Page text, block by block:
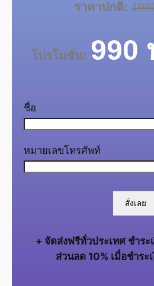
ราคาปกติ:
โปรโมชั่น: 990
ชื่อ
หมายเลขโทรศัพท์
+ จัดส่งฟรีทั่วประเทศ ชำร
ส่วนลด 10% เมื่อชำระ